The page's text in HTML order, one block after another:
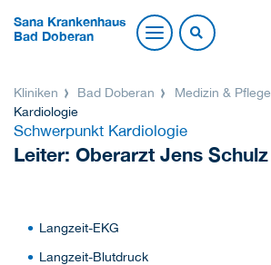
Sana Krankenhaus
Bad Doberan
Kliniken Bad Doberan Medizin & Pflege
Kardiologie
Schwerpunkt Kardiologie
Leiter: Oberarzt Jens Schulz
Langzeit-EKG
Langzeit-Blutdruck